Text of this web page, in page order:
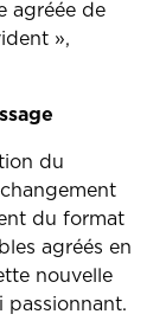
agréée de
»,
du
du format
agréés en
nouvelle
passionnant.